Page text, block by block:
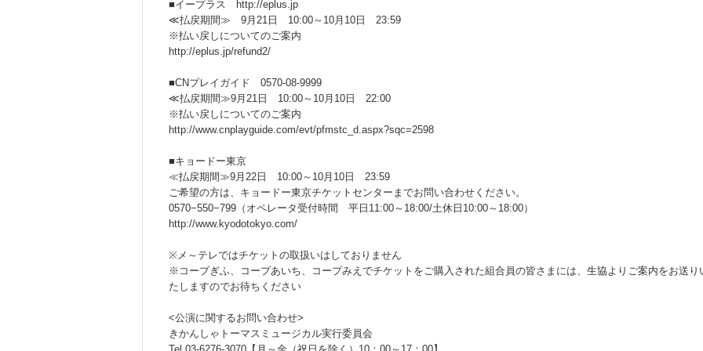
■イープラス http://eplus.jp
≪払戻期間≫ 9月21日 10:00～10月10日 23:59
※払い戻しについてのご案内
http://eplus.jp/refund2/
■CNプレイガイド 0570-08-9999
≪払戻期間≫9月21日 10:00～10月10日 22:00
※払い戻しについてのご案内
http://www.cnplayguide.com/evt/pfmstc_d.aspx?sqc=2598
■キョードー東京
≪払戻期間≫9月22日 10:00～10月10日 23:59
ご希望の方は、キョードー東京チケットセンターまでお問い合わせください。
0570−550−799（オペレータ受付時間 平日11:00～18:00/土休日10:00～18:00）
http://www.kyodotokyo.com/
※メ～テレではチケットの取扱いはしておりません
※コープぎふ、コープあいち、コープみえでチケットをご購入された組合員の皆さまには、生協よりご案内をお送り
たしますのでお待ちください
<公演に関するお問い合わせ>
きかんしゃトーマスミュージカル実行委員会